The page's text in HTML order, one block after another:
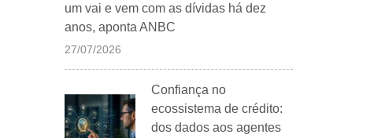
um vai e vem com as dívidas há dez
anos, aponta ANBC
27/07/2026
Confiança no
ecossistema de crédito:
dos dados aos agentes